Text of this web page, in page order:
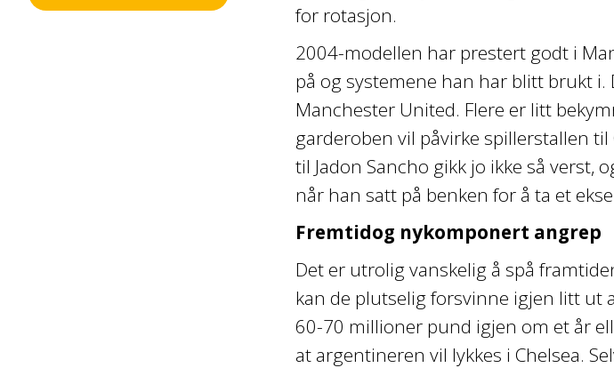
for rotasjon.
2004-modellen har prestert godt i
på og systemene han har blitt brukt
Manchester United. Flere er litt
garderoben vil påvirke spillerstallen
til Jadon Sancho gikk jo ikke så
når han satt på benken for å ta et
Fremtidog nykomponert angrep
Det er utrolig vanskelig å spå
kan de plutselig forsvinne igjen litt ut
60-70 millioner pund igjen om et år
at argentineren vil lykkes i Chelsea.